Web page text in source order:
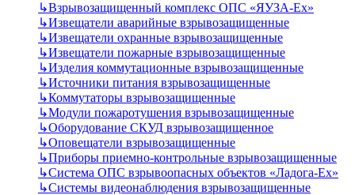
↳Взрывозащищенный комплекс ОПС «ЯУЗА-Ех»
↳Извещатели аварийные взрывозащищенные
↳Извещатели охранные взрывозащищенные
↳Извещатели пожарные взрывозащищенные
↳Изделия коммутационные взрывозащищенные
↳Источники питания взрывозащищенные
↳Коммутаторы взрывозащищенные
↳Модули пожаротушения взрывозащищенные
↳Оборудование СКУД взрывозащищенное
↳Оповещатели взрывозащищенные
↳Приборы приемно-контрольные взрывозащищенные
↳Система ОПС взрывоопасных объектов «Ладога-Ex»
↳Системы видеонаблюдения взрывозащищенные